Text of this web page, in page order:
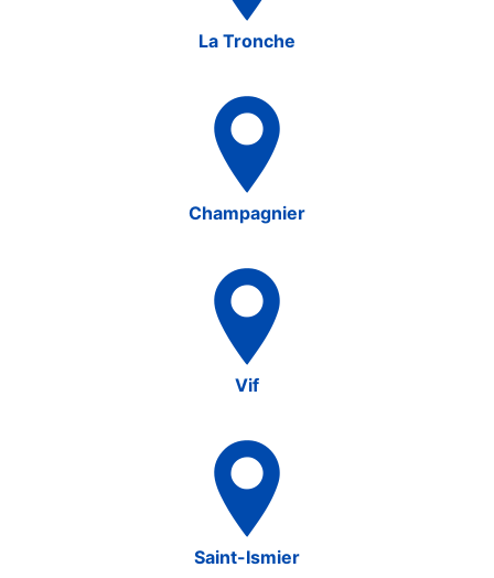
La Tronche
Champagnier
Vif
Saint-Ismier